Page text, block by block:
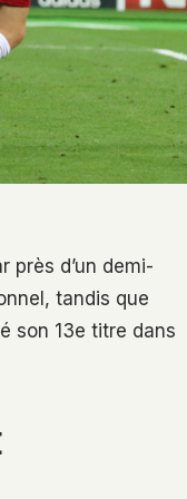
près d’un demi-
tandis que
son 13e titre dans